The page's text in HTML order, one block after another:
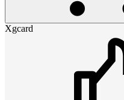
Xgcard